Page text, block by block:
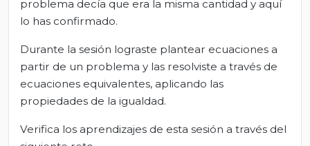
problema decía que era la misma cantidad y aquí
lo has confirmado.
Durante la sesión lograste plantear ecuaciones a
partir de un problema y las resolviste a través de
ecuaciones equivalentes, aplicando las
propiedades de la igualdad.
Verifica los aprendizajes de esta sesión a través del